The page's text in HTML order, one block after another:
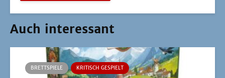
Auch interessant
BRETTSPIELE KRITISCH GESPIELT